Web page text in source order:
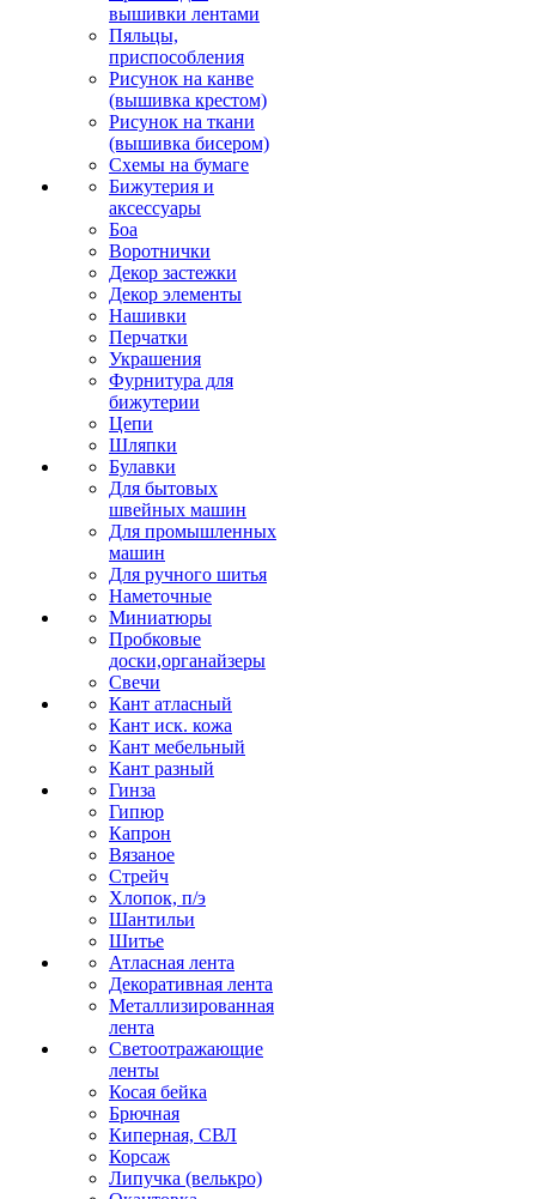
вышивки лентами
Пяльцы,
приспособления
Рисунок на канве
(вышивка крестом)
Рисунок на ткани
(вышивка бисером)
Схемы на бумаге
Бижутерия и
аксессуары
Боа
Воротнички
Декор застежки
Декор элементы
Нашивки
Перчатки
Украшения
Фурнитура для
бижутерии
Цепи
Шляпки
Булавки
Для бытовых
швейных машин
Для промышленных
машин
Для ручного шитья
Наметочные
Миниатюры
Пробковые
доски,органайзеры
Свечи
Кант атласный
Кант иск. кожа
Кант мебельный
Кант разный
Гинза
Гипюр
Капрон
Вязаное
Стрейч
Хлопок, п/э
Шантильи
Шитье
Атласная лента
Декоративная лента
Металлизированная
лента
Светоотражающие
ленты
Косая бейка
Брючная
Киперная, СВЛ
Корсаж
Липучка (велькро)